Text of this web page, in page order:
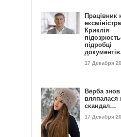
Працівник
ексміністра
Криклія
підробці
17 Декабря
Верба знов
вляпалася
скандал…
17 Декабря